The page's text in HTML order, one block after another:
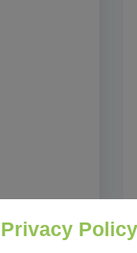
Privacy Policy